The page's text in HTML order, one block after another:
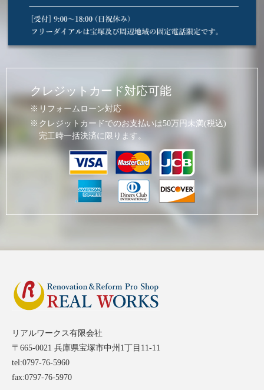
クレジットカード対応可能
リフォームローン対応
クレジットカードでのお支払いは50万円未満(税込)
完工時一括決済に限ります。
リアルワークス有限会社
〒665-0021 兵庫県宝塚市中州1丁目11-11
tel:0797-76-5960
fax:0797-76-5970